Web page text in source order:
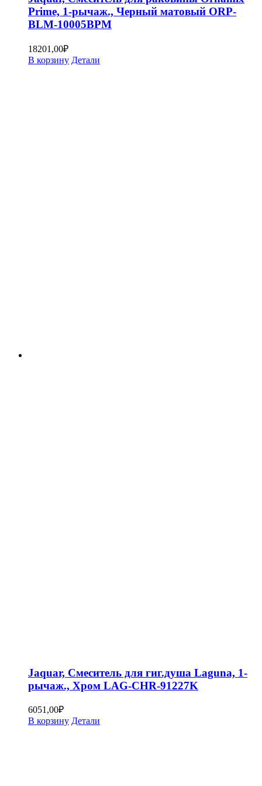
Prime, 1-рычаж., Черный матовый ORP-
BLM-10005BPM
18201,00₽
В корзину Детали
Jaquar, Смеситель для гиг.душа Laguna, 1-
рычаж., Хром LAG-CHR-91227K
6051,00₽
В корзину Детали